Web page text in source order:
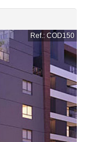
Ref.: COD150